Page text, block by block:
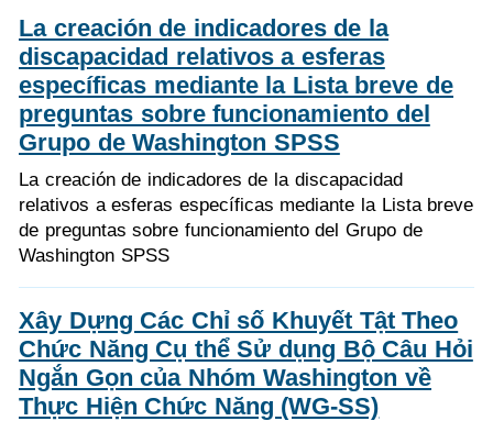
La creación de indicadores de la
discapacidad relativos a esferas
específicas mediante la Lista breve de
preguntas sobre funcionamiento del
Grupo de Washington SPSS
La creación de indicadores de la discapacidad
relativos a esferas específicas mediante la Lista breve
de preguntas sobre funcionamiento del Grupo de
Washington SPSS
Xây Dựng Các Chỉ số Khuyết Tật Theo
Chức Năng Cụ thể Sử dụng Bộ Câu Hỏi
Ngắn Gọn của Nhóm Washington về
Thực Hiện Chức Năng (WG-SS)